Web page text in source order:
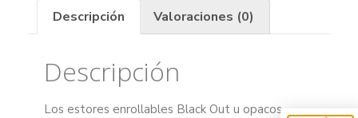
Descripción Valoraciones (0)
Descripción
Los estores enrollables Black Out u opacos